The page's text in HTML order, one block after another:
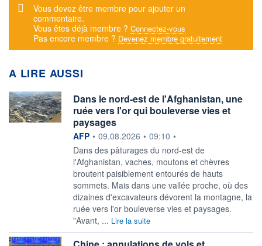
Message d'alerte
Vous devez être membre pour ajouter un
commentaire.
Vous êtes déjà membre ? Connectez-vous
Pas encore membre ? Devenez membre gratuitement
A LIRE AUSSI
Dans le nord-est de l'Afghanistan, une
ruée vers l'or qui bouleverse vies et
paysages
information fournie par
AFP • 09.08.2026 • 09:10 •
Dans des pâturages du nord-est de
l'Afghanistan, vaches, moutons et chèvres
broutent paisiblement entourés de hauts
sommets. Mais dans une vallée proche, où des
dizaines d'excavateurs dévorent la montagne, la
ruée vers l'or bouleverse vies et paysages.
"Avant, ... Lire la suite